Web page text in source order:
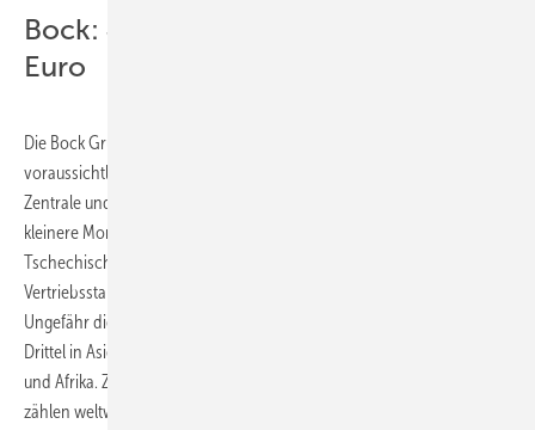
Bock: Jahresumsatz von fast 70 Mio.
Euro
Die Bock Gruppe erzielt im Jahr 2010 mit rund 340 Mitarbeitern
voraussichtlich einen Jahresumsatz von fast 70 Mio. Euro. Neben
Zentrale und Hauptwerk in Frickenhausen unterhält das Unternehmen
kleinere Montagestandorte bei Tochtergesellschaften in der
Tschechischen Republik, Indien, und China, sowie reine
Vertriebsstandorte in Singapur, Thailand, Malaysia und Australien.
Ungefähr die Hälfte der Produkte werden in Europa abgesetzt, ein
Drittel in Asien-Pazifik und der Rest in den Nord- und Lateinamerika
und Afrika. Zu den typischen Endkunden von Bocks Kompressoren
zählen weltweit führende Lebensmittelhersteller im Food- und